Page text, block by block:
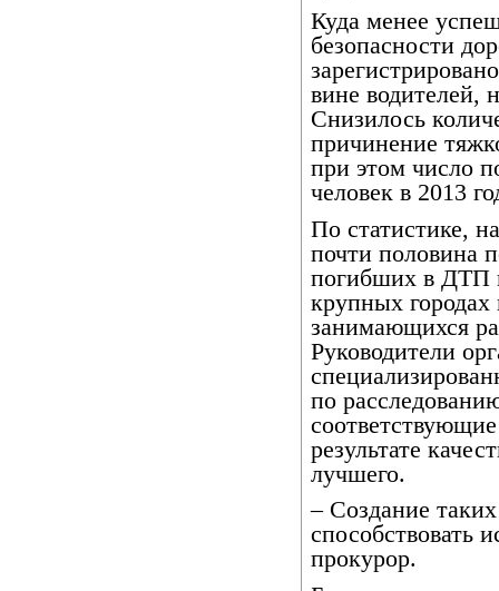
Куда менее
безопасности
вине водителей,
Снизилось
причинение
при этом число
человек в 2013
По статистике,
почти половина
погибших в ДТП
крупных
занимающихся
Руководители
по
результате
лучшего.
– Создание
способствовать
прокурор.